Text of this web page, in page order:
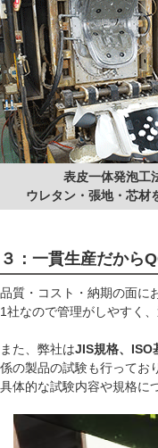
表皮一体発泡工
ウレタン・張地・芯材
３：一貫生産だから
品質・コスト・納期の面に
1社なので管理がしやすく
また、弊社はJIS規格、ISO
係の製品の試験も行ってお
具体的な試験内容や規格に